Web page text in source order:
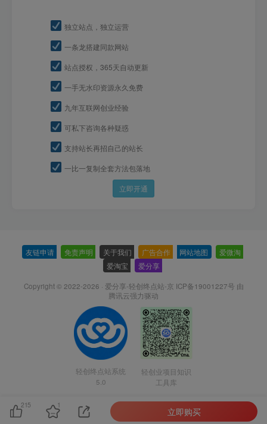
独立站点，独立运营
一条龙搭建同款网站
站点授权，365天自动更新
一手无水印资源永久免费
九年互联网创业经验
可私下咨询各种疑惑
支持站长再招自己的站长
一比一复制全套方法包落地
立即开通
友链申请 免责声明 关于我们 广告合作 网站地图 爱微淘
爱淘宝
爱分享
Copyright © 2022-2026 · 爱分享-轻创终点站-京 ICP备19001227号 由
腾讯云强力驱动
轻创终点站系统
5.0
轻创业项目知识
工具库
215 1
立即购买